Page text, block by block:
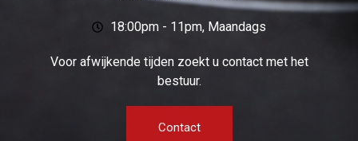
18:00pm - 11pm, Maandags
Voor afwijkende tijden zoekt u contact met het
bestuur.
Contact